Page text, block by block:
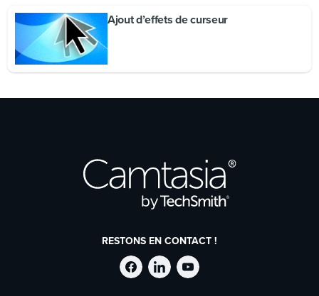
Ajout d’effets de curseur
RESTONS EN CONTACT !
Suivre
SuivreSuivre